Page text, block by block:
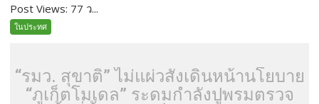
Post Views: 77 ว...
ในประทศ
“รมว. สุขาติ” ไม่แผ่วสั่งเดินหน้านโยบาย
“ภูเก็ตโมเดล” ระดมกำลังปูพรมตรวจ